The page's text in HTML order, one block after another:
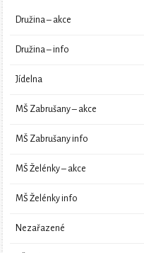
Družina – akce
Družina – info
Jídelna
MŠ Zabrušany – akce
MŠ Zabrušany info
MŠ Želénky – akce
MŠ Želénky info
Nezařazené